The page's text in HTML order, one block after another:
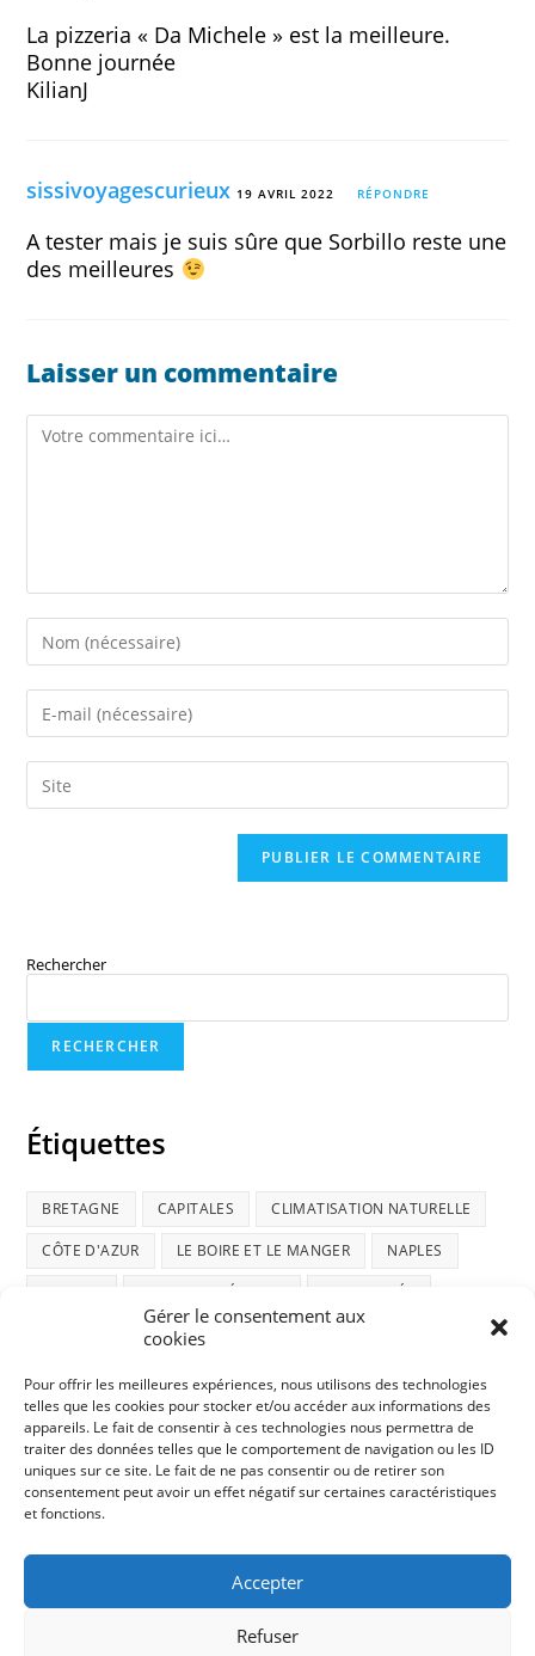
Gérer le consentement aux
cookies
Pour offrir les meilleures expériences, nous utilisons des technologies
telles que les cookies pour stocker et/ou accéder aux informations des
appareils. Le fait de consentir à ces technologies nous permettra de
traiter des données telles que le comportement de navigation ou les ID
uniques sur ce site. Le fait de ne pas consentir ou de retirer son
consentement peut avoir un effet négatif sur certaines caractéristiques
et fonctions.
Accepter
Refuser
La pizzeria « Da Michele » est la meilleure.
Bonne journée
KilianJ
sissivoyagescurieux 19 AVRIL 2022 RÉPONDRE
A tester mais je suis sûre que Sorbillo reste une
des meilleures
Laisser un commentaire
Rechercher
RECHERCHER
Étiquettes
BRETAGNE CAPITALES CLIMATISATION NATURELLE
CÔTE D'AZUR LE BOIRE ET LE MANGER NAPLES
NOUVELLE-ZÉLANDE RANDONNÉE
ROAD-TRIP ÉCOSSAIS
TRUCS ET ASTUCES VENISE VIE DE CHAT
Politique de Cookies
© Tous droits réservés 2026